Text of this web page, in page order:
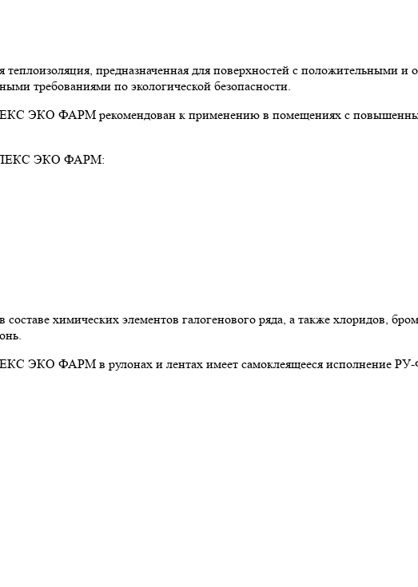
предназначенная для поверхностей с положительными и
требованиями по экологической безопасности.
ЭКО ФАРМ рекомендован к применению в помещениях с
ЭКО ФАРМ:
химических элементов галогенового ряда, а также хлоридов,
ЭКО ФАРМ в рулонах и лентах имеет самоклеящееся